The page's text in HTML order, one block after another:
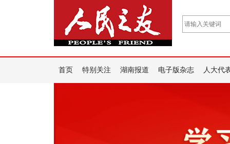
首页 特别关注 湖南报道 电子版杂志 人大代